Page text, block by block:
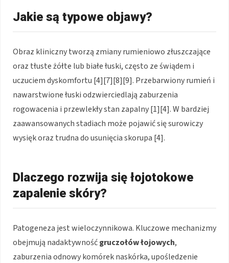
Jakie są typowe objawy?
Obraz kliniczny tworzą zmiany rumieniowo złuszczające
oraz tłuste żółte lub białe łuski, często ze świądem i
uczuciem dyskomfortu [4][7][8][9]. Przebarwiony rumień i
nawarstwione łuski odzwierciedlają zaburzenia
rogowacenia i przewlekły stan zapalny [1][4]. W bardziej
zaawansowanych stadiach może pojawić się surowiczy
wysięk oraz trudna do usunięcia skorupa [4].
Dlaczego rozwija się łojotokowe
zapalenie skóry?
Patogeneza jest wieloczynnikowa. Kluczowe mechanizmy
obejmują nadaktywnośćgruczołów łojowych,
zaburzenia odnowy komórek naskórka, upośledzenie